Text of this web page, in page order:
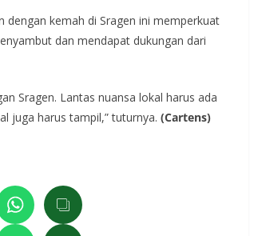
dengan kemah di Sragen ini memperkuat
dan mendapat dukungan dari
Sragen. Lantas nuansa lokal harus ada
juga harus tampil,” tuturnya. (Cartens)